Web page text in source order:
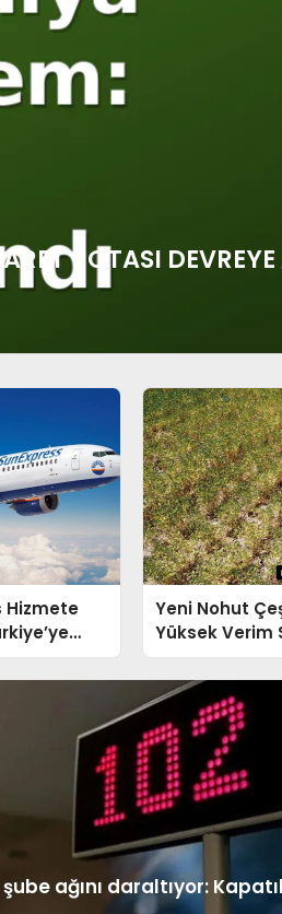
ROTASI
Hizmete
Yeni Nohut
Yüksek Verim
ağını daraltıyor: